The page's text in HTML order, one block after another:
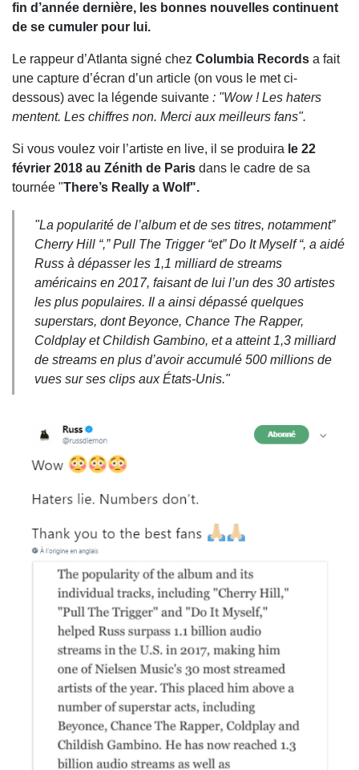
fin d’année dernière, les bonnes nouvelles continuent
de se cumuler pour lui.
Le rappeur d’Atlanta signé chez Columbia Records a fait
une capture d’écran d’un article (on vous le met ci-
dessous) avec la légende suivante : "Wow ! Les haters
mentent. Les chiffres non. Merci aux meilleurs fans".
Si vous voulez voir l’artiste en live, il se produira le 22
février 2018 au Zénith de Paris dans le cadre de sa
tournée "There’s Really a Wolf".
"La popularité de l’album et de ses titres, notamment”
Cherry Hill “,” Pull The Trigger “et” Do It Myself “, a aidé
Russ à dépasser les 1,1 milliard de streams
américains en 2017, faisant de lui l’un des 30 artistes
les plus populaires. Il a ainsi dépassé quelques
superstars, dont Beyonce, Chance The Rapper,
Coldplay et Childish Gambino, et a atteint 1,3 milliard
de streams en plus d’avoir accumulé 500 millions de
vues sur ses clips aux États-Unis."